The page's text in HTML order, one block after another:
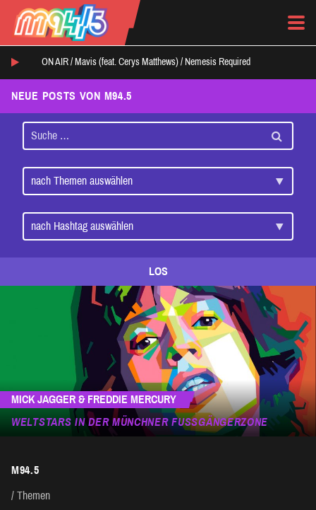
ON AIR / Mavis (feat. Cerys Matthews) / Nemesis Required
NEUE POSTS VON M94.5
LOS
MICK JAGGER & FREDDIE MERCURY
WELTSTARS IN DER MÜNCHNER FUSSGÄNGERZONE
M94.5
Themen